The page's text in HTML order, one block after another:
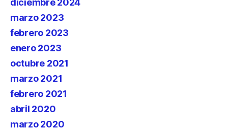
diciembre 2024
marzo 2023
febrero 2023
enero 2023
octubre 2021
marzo 2021
febrero 2021
abril 2020
marzo 2020